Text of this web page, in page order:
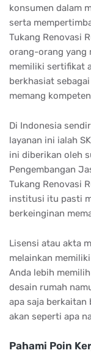
konsumen dalam
serta
Tukang Renovasi
orang-orang yang
memiliki sertifikat
berkhasiat
memang
Di Indonesia
layanan ini ialah
ini diberikan oleh
Pengembangan
Tukang Renovasi
institusi itu pasti
berkeinginan
Lisensi atau akta
melainkan
Anda lebih
desain rumah
apa saja
akan seperti apa
Pahami Poin